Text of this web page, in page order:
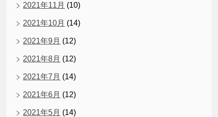
2021年11月 (10)
2021年10月 (14)
2021年9月 (12)
2021年8月 (12)
2021年7月 (14)
2021年6月 (12)
2021年5月 (14)